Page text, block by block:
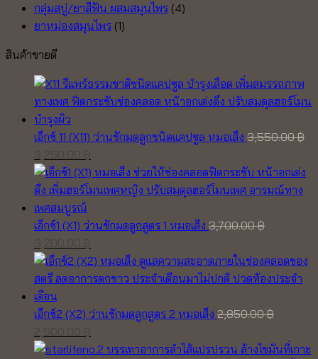
กลุ่มสบู่/ยาสีฟัน ผสมสมุนไพร (4)
ยาหม่องสมุนไพร (1)
สินค้าขายดี
เอ็กซ์ 11 (X11) ว่านชักมดลูกชนิดแคปซูล หมอเส็ง 3,550.00฿
price
was:
3,550.00 ฿.
price
is:
เอ็กซ์1 (X1) ว่านชักมดลูกสูตร 1 หมอเส็ง 3,700.00฿
price
was:
3,700.00 ฿.
price
is:
เอ็กซ์2 (X2) ว่านชักมดลูกสูตร 2 หมอเส็ง 2,850.00฿
price
price